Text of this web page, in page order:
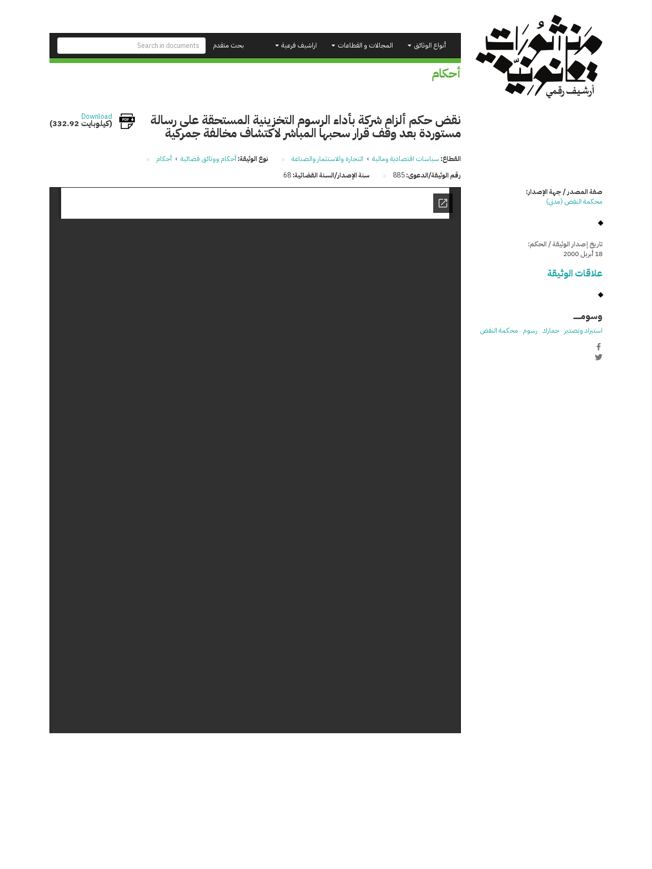
بحث متقدم
أنواع الوثائق المجالات و القطاعات اراشيف فرعية
أحكام
نقض حكم ألزام شركة بأداء الرسوم التخزينية المستحقة على رسالة
مستوردة بعد وقف قرار سحبها المباشر لاكتشاف مخالفة جمركية
Download
(332.92 كيلوبايت)
القطاع: سياسات اقتصادية ومالية › التجارة والاستثمار والصناعة نوع الوثيقة:أحكام ووثائق قضائية › أحكام
رقم الوثيقة/الدعوى:885 سنة الإصدار/السنة القضائية:68
صفة المصدر / جهة الإصدار:
محكمة النقض (مدني)
تاريخ إصدار الوثيقة / الحكم:
18 أبريل 2000
علاقات الوثيقة
وسومـــــ
استيراد وتصدير جمارك رسوم محكمة النقض